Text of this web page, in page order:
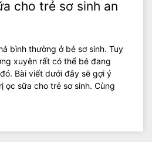
cho trẻ sơ sinh an
bình thường ở bé sơ sinh. Tuy
xuyên rất có thể bé đang
Bài viết dưới đây sẽ gợi ý
ọc sữa cho trẻ sơ sinh. Cùng